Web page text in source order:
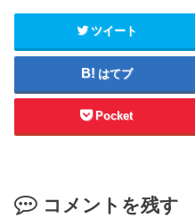
ツイート
はてブ
Pocket
コメントを残す